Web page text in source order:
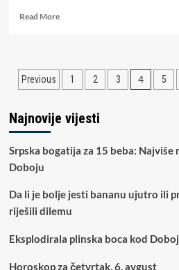
Read MoreRead
13
OBOLJELIH:
zaražene
693
osobe
Paginacija
Previous 1 2 3 4 5
Najnovije vijesti
Srpska bogatija za 15 beba:
Doboju
Da li je bolje jesti bananu ujutro ili
riješili dilemu
Eksplodirala plinska boca kod
Horoskop za četvrtak, 6. avgust